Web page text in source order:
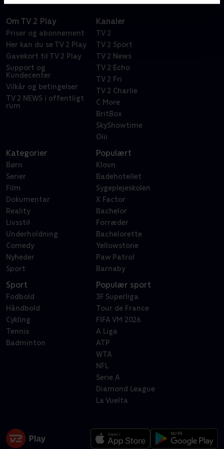
Om TV 2 Play
Priser og abonnement
Her kan du se TV 2 Play
Gavekort til TV 2 Play
Support og
Kundecenter
Vilkår og betingelser
TV 2 NEWS i offentligt
rum
Kanaler
TV 2
TV 2 Sport
TV 2 News
TV 2 Echo
TV 2 Fri
TV 2 Charlie
C More
BritBox
SkyShowtime
Oiii
Kategorier
Børn
Serier
Film
Dokumentar
Reality
Livsstil
Underholdning
Comedy
Nyheder
Sport
Populært
Klovn
Badehotellet
Sygeplejeskolen
X Factor
Bachelor
Forræder
Bachelorette
Yellowstone
Paw Patrol
Barnaby
Sport
Fodbold
Håndbold
Cykling
Tennis
Badminton
Populær sport
3F Superliga
Tour de France
FIFA VM 2026
A Liga
ATP
WTA
NFL
Serie A
Diamond League
La Vuelta